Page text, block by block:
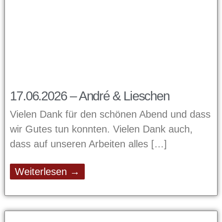
17.06.2026 – André & Lieschen
Vielen Dank für den schönen Abend und dass
wir Gutes tun konnten. Vielen Dank auch,
dass auf unseren Arbeiten alles
Weiterlesen →